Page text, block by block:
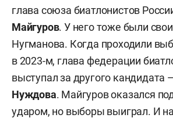
глава союза биатлонистов
Майгуров. У него тоже были
Нугманова. Когда проходили
в 2023-м, глава федерации
выступал за другого кандидата
Нуждова. Майгуров оказался
ударом, но выборы выиграл. И